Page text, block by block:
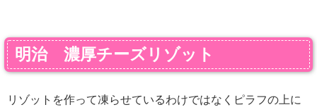
明治 濃厚チーズリゾット
リゾットを作って凍らせているわけではなくピラフの上に